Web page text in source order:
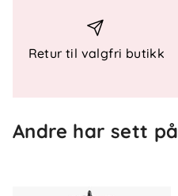
Retur til valgfri butikk
Andre har sett på